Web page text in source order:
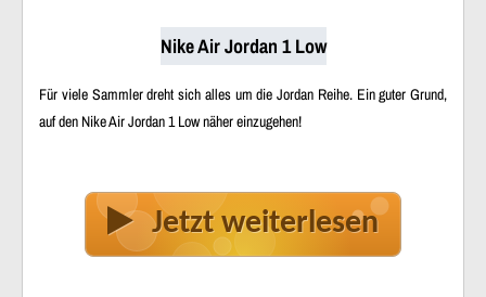
Nike Air Jordan 1 Low
Für viele Sammler dreht sich alles um die Jordan Reihe. Ein guter Grund,
auf den Nike Air Jordan 1 Low näher einzugehen!
Jetzt weiterlesen